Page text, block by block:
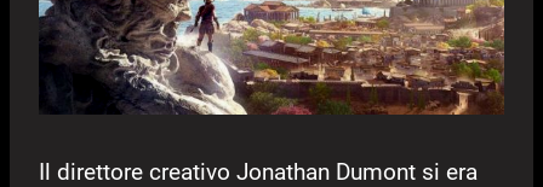
Il direttore creativo Jonathan Dumont si era